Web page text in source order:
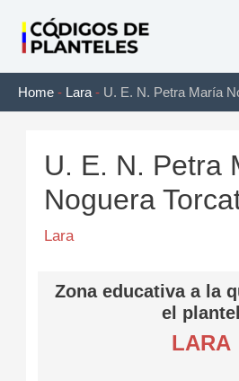
contenido
Home - Lara - U. E. N. Petra María
U. E. N. Petra
Noguera
Lara
Zona educativa a la
el plantel
LARA